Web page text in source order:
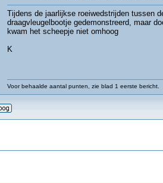
Tijdens de jaarlijkse roeiwedstrijden tussen
draagvleugelbootje gedemonstreerd, maar
kwam het scheepje niet omhoog
K
Voor behaalde aantal punten, zie blad 1 eerste bericht.